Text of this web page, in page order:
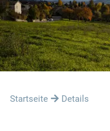
Startseite Details